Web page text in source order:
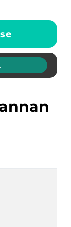
se